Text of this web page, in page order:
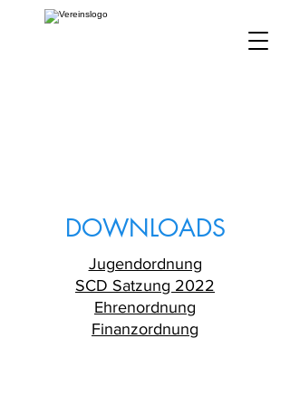
DOWNLOADS
Jugendordnung
SCD Satzung 2022
Ehrenordnung
Finanzordnung